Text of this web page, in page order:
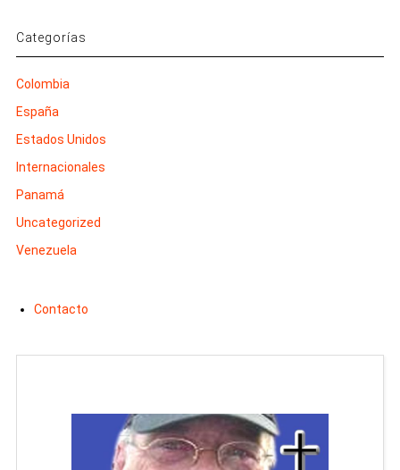
Categorías
Colombia
España
Estados Unidos
Internacionales
Panamá
Uncategorized
Venezuela
Contacto